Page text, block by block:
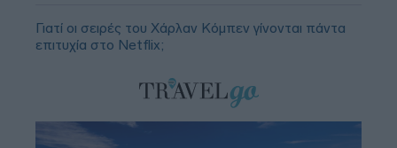
Γιατί οι σειρές του Χάρλαν Κόμπεν γίνονται πάντα
επιτυχία στο Netflix;